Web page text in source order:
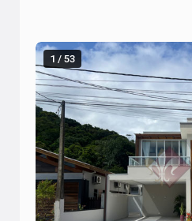
1 / 53